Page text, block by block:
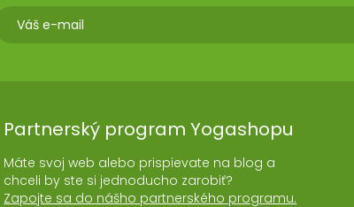
Partnerský program Yogashopu
Máte svoj web alebo prispievate na blog a
chceli by ste si jednoducho zarobiť?
Zapojte sa do nášho partnerského programu.